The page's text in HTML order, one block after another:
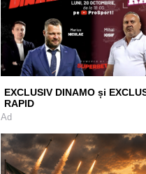
EXCLUSIV DINAMO și
RAPID
Ad